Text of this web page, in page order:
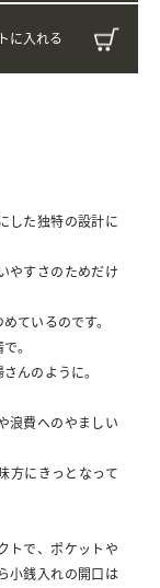
した独特の設計に
やすさのためだけ
ているのです。
。
んのように。
浪費へのやましい
方にきっとなって
トで、ポケットや
小銭入れの開口は